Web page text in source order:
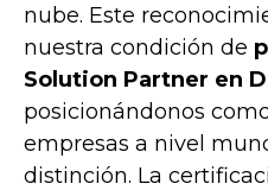
nube. Este
nuestra condición de
Solution Partner en
posicionándonos
empresas a nivel
distinción. La